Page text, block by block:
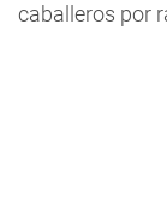
caballeros por